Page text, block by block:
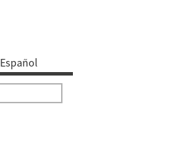
Español